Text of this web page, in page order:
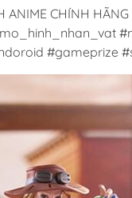
ANIME CHÍNH
#gameprize